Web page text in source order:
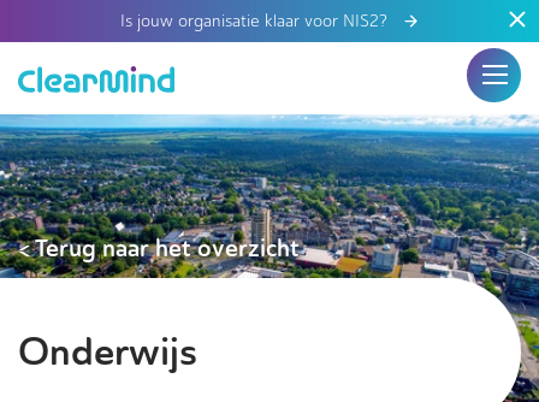
Is jouw organisatie klaar voor NIS2?
< Terug naar het overzicht
Onderwijs